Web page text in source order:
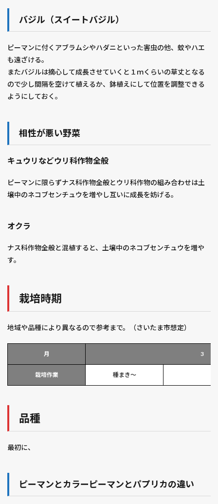
バジル（スイートバジル）
ピーマンに付くアブラムシやハダニといった害虫の他、蚊やハエ
も遠ざける。
またバジルは摘心して成長させていくと１ｍくらいの草丈となる
ので少し間隔を空けて植えるか、鉢植えにして位置を調整できる
ようにしておく。
相性が悪い野菜
キュウリなどウリ科作物全般
ピーマンに限らずナス科作物全般とウリ科作物の組み合わせは土
壌中のネコブセンチュウを増やし互いに成長を妨げる。
オクラ
ナス科作物全般と混植すると、土壌中のネコブセンチュウを増や
す。
栽培時期
地域や品種により異なるので参考まで。（さいたま市想定）
月 3
栽培作業 種まき～
品種
最初に、
ピーマンとカラーピーマンとパプリカの違い